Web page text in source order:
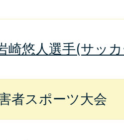
崎悠人選手(サッ
者スポーツ大会